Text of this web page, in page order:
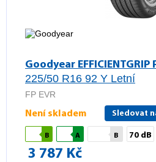
Goodyear EFFICIENTGRIP
225/50 R16 92 Y Letní
FP EVR
Není skladem Sledovat
B A B 70 dB
3 787 Kč